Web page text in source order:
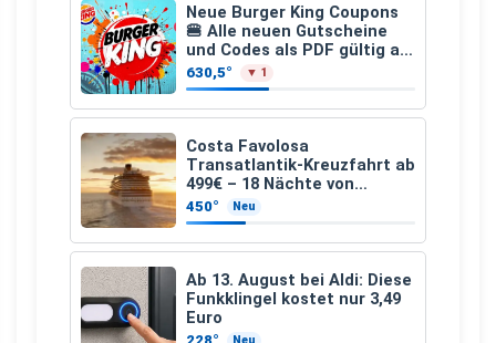
Neue Burger King Coupons
🍔 Alle neuen Gutscheine
und Codes als PDF gültig ab
25.07.2026 bis 04.09.2026
630,5° ▼ 1
Costa Favolosa
Transatlantik-Kreuzfahrt ab
499€ – 18 Nächte von
Hamburg nach Guadeloupe
450° Neu
Ab 13. August bei Aldi: Diese
Funkklingel kostet nur 3,49
Euro
Neu